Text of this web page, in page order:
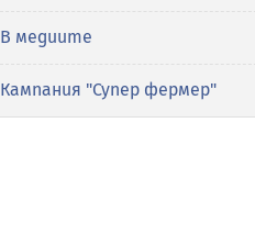
В медиите
Кампания "Супер фермер"